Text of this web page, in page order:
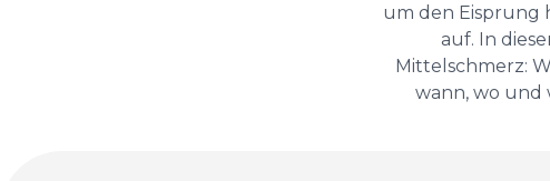
um den Eisprung
auf. In
Mittelschmerz:
wann, wo und